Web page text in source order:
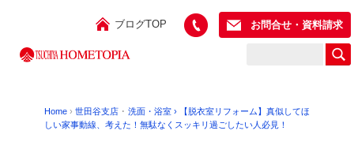
ブログTOP お問合せ・資料請求
Home › 世田谷支店 ･ 洗面・浴室 ›
【脱衣室リフォーム】真似してほ
しい家事動線、考えた！無駄なくスッキリ過ごしたい人必見！